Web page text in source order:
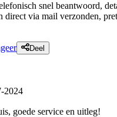
snel beantwoord,
direct via mail verzonden,
Deel
2024
goede service en uitleg!